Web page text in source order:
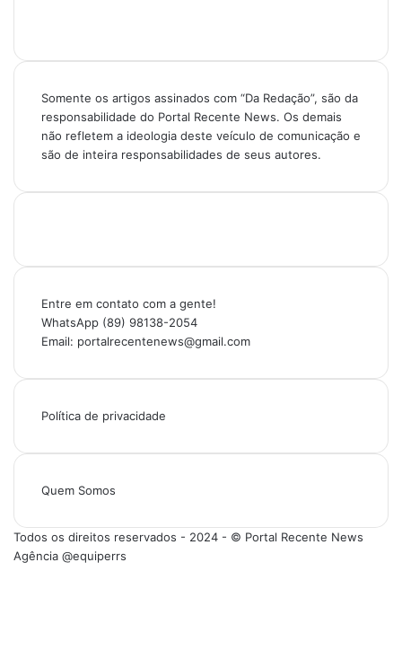
Somente os artigos assinados com “Da Redação”, são da
responsabilidade do Portal Recente News. Os demais
não refletem a ideologia deste veículo de comunicação e
são de inteira responsabilidades de seus autores.
Entre em contato com a gente!
WhatsApp (89) 98138-2054
Email: portalrecentenews@gmail.com
Política de privacidade
Quem Somos
Todos os direitos reservados - 2024 - © Portal Recente News
Agência @equiperrs